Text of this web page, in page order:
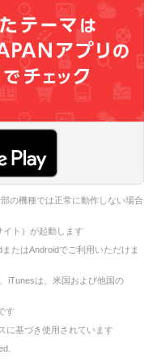
の機種では正常に動作しない場合
イト）が起動します
たはAndroidでご利用いただけま
iTunesは、米国および他国の
す
に基づき使用されています